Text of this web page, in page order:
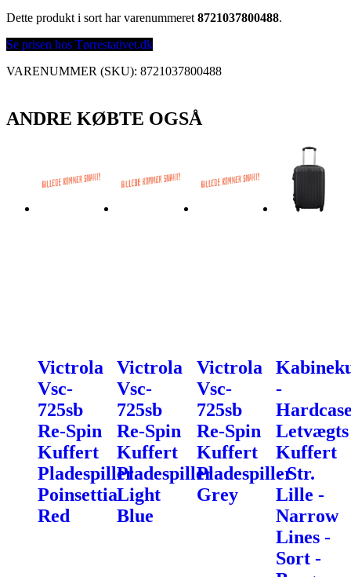
Dette produkt i sort har varenummeret 8721037800488.
Se prisen hos Tørrestativet.dk
VARENUMMER (SKU): 8721037800488
ANDRE KØBTE OGSÅ
Victrola
Vsc-
725sb
Re-Spin
Kuffert
Pladespiller
Poinsettia
Red
Victrola
Vsc-
725sb
Re-Spin
Kuffert
Pladespiller
Light
Blue
Victrola
Vsc-
725sb
Re-Spin
Kuffert
Pladespiller
Grey
-
Letvægts
Kuffert
- Str.
Lille -
Narrow
Lines -
Sort -